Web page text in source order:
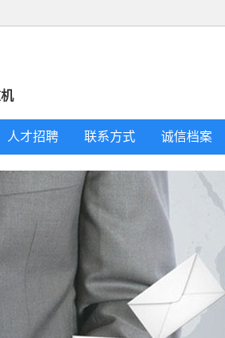
人才招聘 联系方式 诚信档案